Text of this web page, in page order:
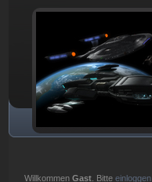
WillkommenGast . Bitteeinloggen